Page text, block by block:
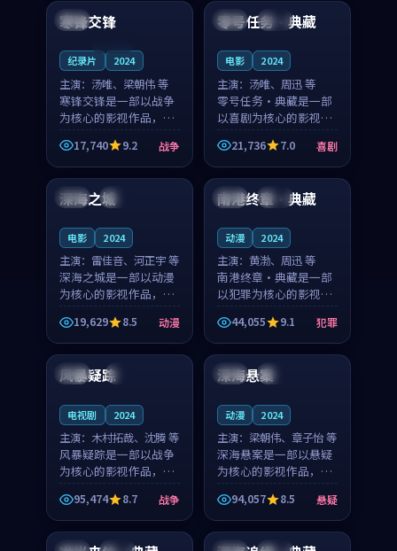
英国
寒锋交锋
纪录片 2024
主演： 汤唯、梁朝伟 等
寒锋交锋是一部以战争
为核心的影视作品，围
绕危机、反转与人物成
长展开，整体节奏紧
凑，值得推荐观看。
17,740 9.2 战争
美国 热播
零号任务·典藏
电影 2024
主演： 汤唯、周迅 等
零号任务·典藏是一部
以喜剧为核心的影视作
品，围绕危机、反转与
人物成长展开，整体节
奏紧凑，值得推荐观
看。
21,736 7.0 喜剧
韩国 院线
深海之城
电影 2024
主演： 雷佳音、河正宇 等
深海之城是一部以动漫
为核心的影视作品，围
绕危机、反转与人物成
长展开，整体节奏紧
凑，值得推荐观看。
19,629 8.5 动漫
日本 院线
南港终章·典藏
动漫 2024
主演： 黄渤、周迅 等
南港终章·典藏是一部
以犯罪为核心的影视作
品，围绕危机、反转与
人物成长展开，整体节
奏紧凑，值得推荐观
看。
44,055 9.1 犯罪
日本 4K
风暴疑踪
电视剧 2024
主演： 木村拓哉、沈腾 等
风暴疑踪是一部以战争
为核心的影视作品，围
绕危机、反转与人物成
长展开，整体节奏紧
凑，值得推荐观看。
95,474 8.7 战争
中国 热播
深海悬案
动漫 2024
主演： 梁朝伟、章子怡 等
深海悬案是一部以悬疑
为核心的影视作品，围
绕危机、反转与人物成
长展开，整体节奏紧
凑，值得推荐观看。
94,057 8.5 悬疑